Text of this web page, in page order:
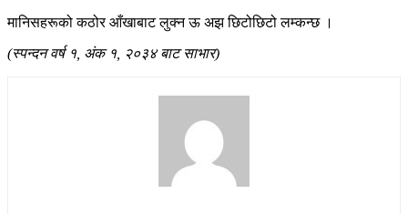
मानिसहरूको कठोर आँखाबाट लुक्न ऊ अझ छिटोछिटो लम्कन्छ ।
(स्पन्दन वर्ष १, अंक १, २०३४ बाट साभार)